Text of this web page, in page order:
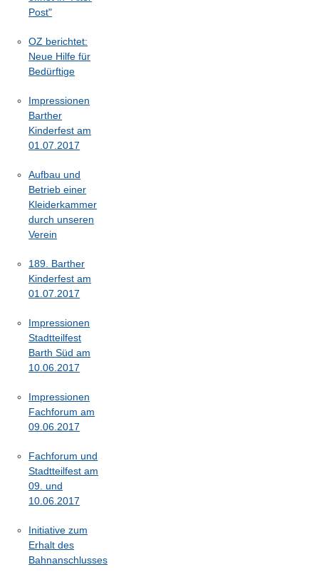
Post"
OZ berichtet:
Neue Hilfe für
Bedürftige
Impressionen
Barther
Kinderfest am
01.07.2017
Aufbau und
Betrieb einer
Kleiderkammer
durch unseren
Verein
189. Barther
Kinderfest am
01.07.2017
Impressionen
Stadtteilfest
Barth Süd am
10.06.2017
Impressionen
Fachforum am
09.06.2017
Fachforum und
Stadtteilfest am
09. und
10.06.2017
Initiative zum
Erhalt des
Bahnanschlusses